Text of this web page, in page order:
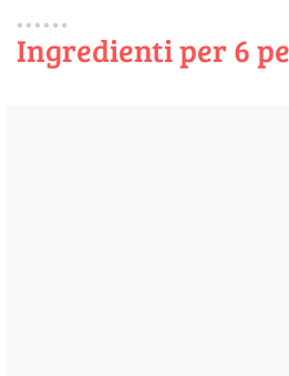
Ingredienti per 6